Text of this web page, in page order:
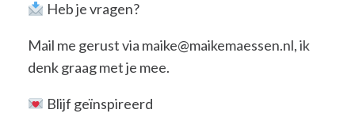
Heb je vragen?
Mail me gerust via maike@maikemaessen.nl, ik
denk graag met je mee.
Blijf geïnspireerd